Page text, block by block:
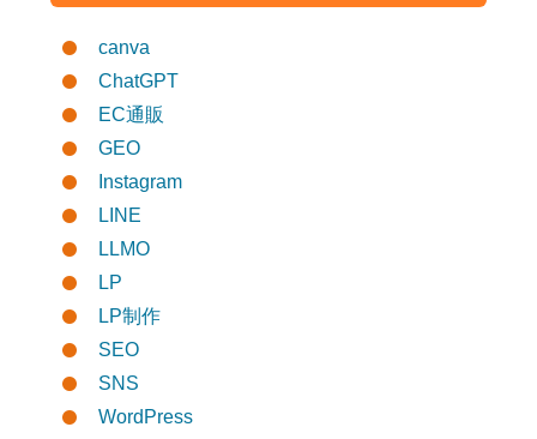
canva
ChatGPT
EC通販
GEO
Instagram
LINE
LLMO
LP
LP制作
SEO
SNS
WordPress